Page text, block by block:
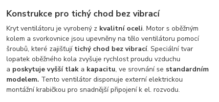
Konstrukce pro tichý chod bez vibrací
Kryt ventilátoru je vyrobený z kvalitní oceli. Motor s oběžným
kolem a svorkovnice jsou upevněny na tělo ventilátoru pomocí
šroubů, které zajišťují tichý chod bez vibrací. Speciální tvar
lopatek oběžného kola zvyšuje rychlost proudu vzduchu
a poskytuje vyšší tlak a kapacitu, ve srovnání se standardním
modelem. Tento ventilátor disponuje externí elektrickou
montážní krabičkou pro snadnější připojení k el. rozvodu.